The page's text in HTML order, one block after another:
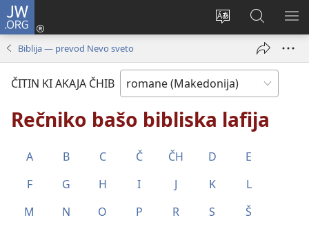
JW.ORG
Change
language
Logirin
tu
window)
Rode
ki
JW.ORG
Biblija — prevod Nevo sveto
ČITIN KI AKAJA ČHIB
Rečniko bašo bibliska lafija
A B C Č ČH D
E
F
G H I J K
L
M
N O P R S
Š